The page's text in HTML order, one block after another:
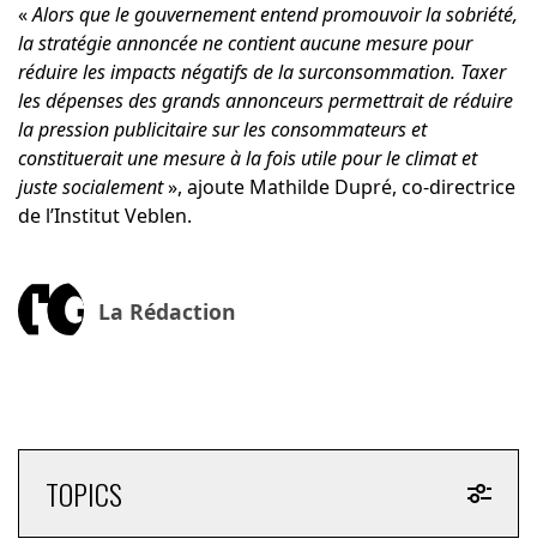
«Alors que le gouvernement entend promouvoir la sobriété,
la stratégie annoncée ne contient aucune mesure pour
réduire les impacts négatifs de la surconsommation. Taxer
les dépenses des grands annonceurs permettrait de réduire
la pression publicitaire sur les consommateurs et
constituerait une mesure à la fois utile pour le climat et
juste socialement», ajoute Mathilde Dupré, co-directrice
de l’Institut Veblen.
La Rédaction
TOPICS